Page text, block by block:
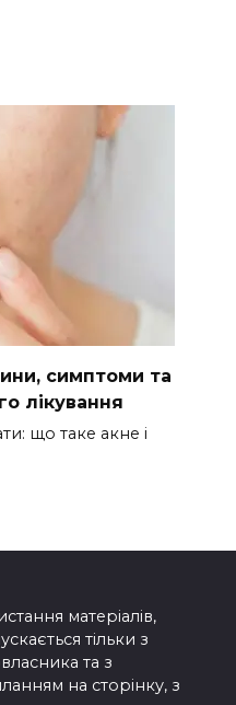
симптоми та
лікування
що таке акне і
матеріалів,
тільки з
та з
на сторінку, з